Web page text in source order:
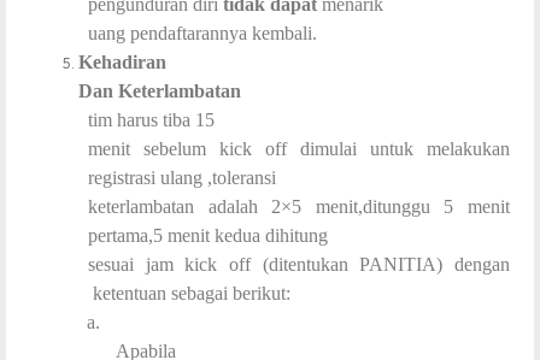
pengunduran diri tidak dapat menarik
uang pendaftarannya kembali.
Kehadiran
Dan Keterlambatan
tim harus tiba 15
menit sebelum kick off dimulai untuk melakukan
registrasi ulang ,toleransi
keterlambatan adalah 2×5 menit,ditunggu 5 menit
pertama,5 menit kedua dihitung
sesuai jam kick off (ditentukan PANITIA) dengan
ketentuan sebagai berikut:
a.
Apabila